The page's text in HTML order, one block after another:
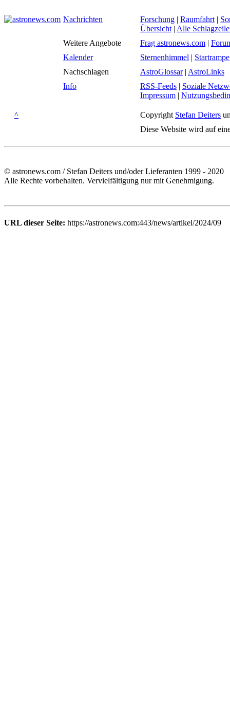
Nachrichten Forschung | Raumfahrt |
Übersicht | Alle
Weitere Angebote
Frag astronews.com |
Kalender
Sternenhimmel | Startrampe
Nachschlagen
AstroGlossar| AstroLinks
Info
RSS-Feeds | Soziale
Impressum |
^ Copyright Stefan Deiters
Diese Website wird auf
© astronews.com / Stefan Deiters und/oder Lieferanten 1999 - 2020
Alle Rechte vorbehalten. Vervielfältigung nur mit Genehmigung.
URL dieser Seite: https://astronews.com:443/news/artikel/2024/09